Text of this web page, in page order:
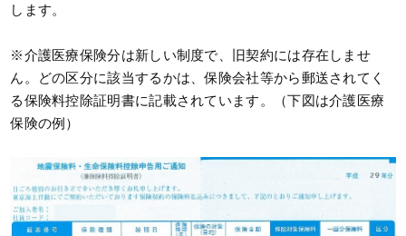
します。
※介護医療保険分は新しい制度で、旧契約には存在しませ
ん。どの区分に該当するかは、保険会社等から郵送されてく
る保険料控除証明書に記載されています。（下図は介護医療
保険の例）